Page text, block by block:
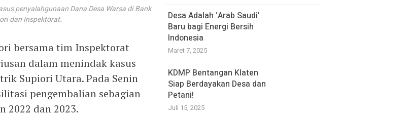
penyalahgunaan Dana Desa Warsa di Bank
dan Inspektorat.
bersama tim Inspektorat
dalam menindak kasus
Supiori Utara. Pada Senin
pengembalian sebagian
2022 dan 2023.
Desa Adalah ‘Arab Saudi’
Baru bagi Energi Bersih
Indonesia
Maret 7, 2025
KDMP Bentangan Klaten
Siap Berdayakan Desa dan
Petani!
Juli 15, 2025